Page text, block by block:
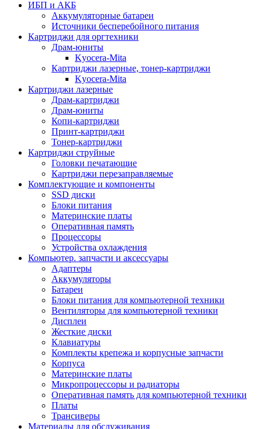
ИБП и АКБ
Аккумуляторные батареи
Источники бесперебойного питания
Картриджи для оргтехники
Драм-юниты
Kyocera-Mita
Картриджи лазерные, тонер-картриджи
Kyocera-Mita
Картриджи лазерные
Драм-картриджи
Драм-юниты
Копи-картриджи
Принт-картриджи
Тонер-картриджи
Картриджи струйные
Головки печатающие
Картриджи перезаправляемые
Комплектующие и компоненты
SSD диски
Блоки питания
Материнские платы
Оперативная память
Процессоры
Устройства охлаждения
Компьютер. запчасти и аксессуары
Адаптеры
Аккумуляторы
Батареи
Блоки питания для компьютерной техники
Вентиляторы для компьютерной техники
Дисплеи
Жесткие диски
Клавиатуры
Комплекты крепежа и корпусные запчасти
Корпуса
Материнские платы
Микропроцессоры и радиаторы
Оперативная память для компьютерной техники
Платы
Трансиверы
Материалы для обслуживания